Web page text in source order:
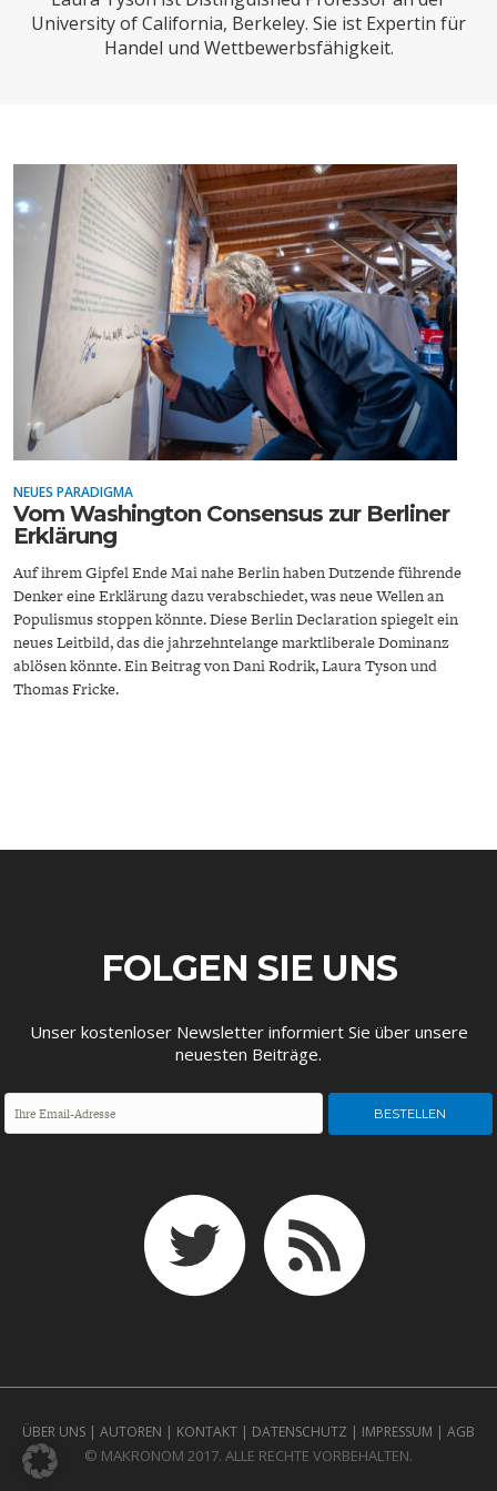
SUCHE
ECONOMISTS FOR FUTURE
INDUSTRIEPOLITIK
DEUTSCHLAND
ENERGIE & UMWELT
University of California, Berkeley. Sie ist Expertin für
Handel und Wettbewerbsfähigkeit.
NEUES PARADIGMA
Vom Washington Consensus zur Berliner
Erklärung
Auf ihrem Gipfel Ende Mai nahe Berlin haben Dutzende führende
Denker eine Erklärung dazu verabschiedet, was neue Wellen an
Populismus stoppen könnte. Diese Berlin Declaration spiegelt ein
neues Leitbild, das die jahrzehntelange marktliberale Dominanz
ablösen könnte. Ein Beitrag von Dani Rodrik, Laura Tyson und
Thomas Fricke.
FOLGEN SIE UNS
Unser kostenloser Newsletter informiert Sie über unsere
neuesten Beiträge.
ÜBER UNS | AUTOREN | KONTAKT | DATENSCHUTZ | IMPRESSUM | AGB
© MAKRONOM 2017. ALLE RECHTE VORBEHALTEN.